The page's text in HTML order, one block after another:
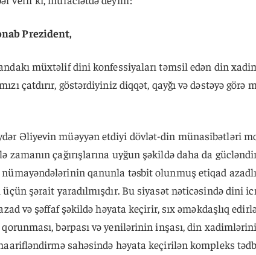
Prezident,
müxtəlif dini konfessiyaları təmsil edən din
çatdırır, göstərdiyiniz diqqət, qayğı və dəstəyə görə
Əliyevin müəyyən etdiyi dövlət-din münasibətləri
zamanın çağırışlarına uyğun şəkildə daha da
qanunla təsbit olunmuş etiqad
şərait yaradılmışdır. Bu siyasət nəticəsində dini
və şəffaf şəkildə həyata keçirir, sıx əməkdaşlıq
bərpası və yenilərinin inşası, din
sahəsində həyata keçirilən kompleks